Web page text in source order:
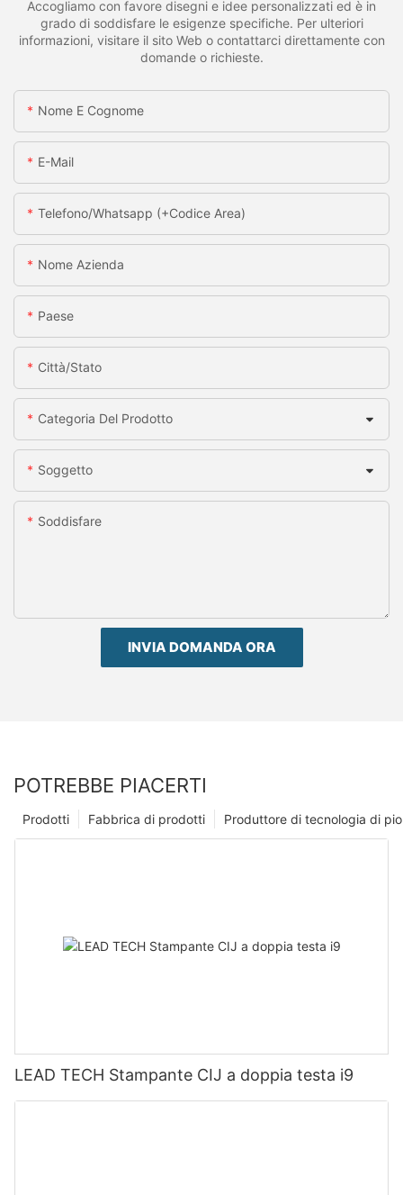
Accogliamo con favore disegni e idee personalizzati ed è in
grado di soddisfare le esigenze specifiche. Per ulteriori
informazioni, visitare il sito Web o contattarci direttamente con
domande o richieste.
Nome E Cognome
E-Mail
Telefono/whatsapp (+codice Area)
Nome Azienda
Paese
Città/stato
Categoria Del Prodotto
Soggetto
Soddisfare
INVIA DOMANDA ORA
POTREBBE PIACERTI
Produttore di tecnologia di
Fabbrica di prodotti
Prodotti
LEAD TECH Stampante CIJ a doppia testa i9